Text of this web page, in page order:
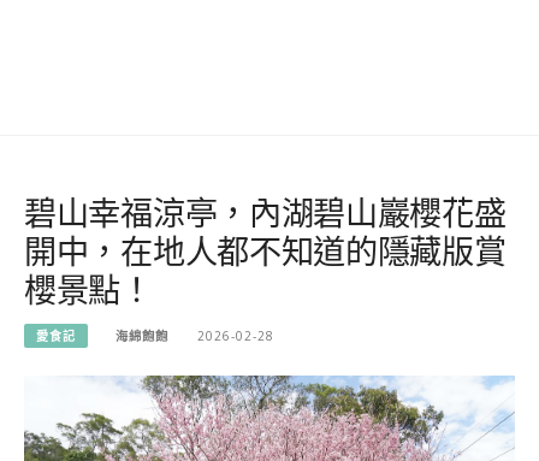
碧山幸福涼亭，內湖碧山巖櫻花盛
開中，在地人都不知道的隱藏版賞
櫻景點！
愛食記 海綿飽飽 2026-02-28